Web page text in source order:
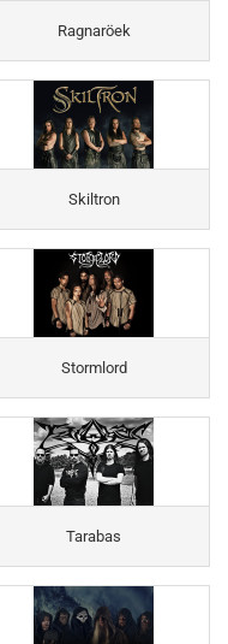
Ragnaröek
Skiltron
Stormlord
Tarabas